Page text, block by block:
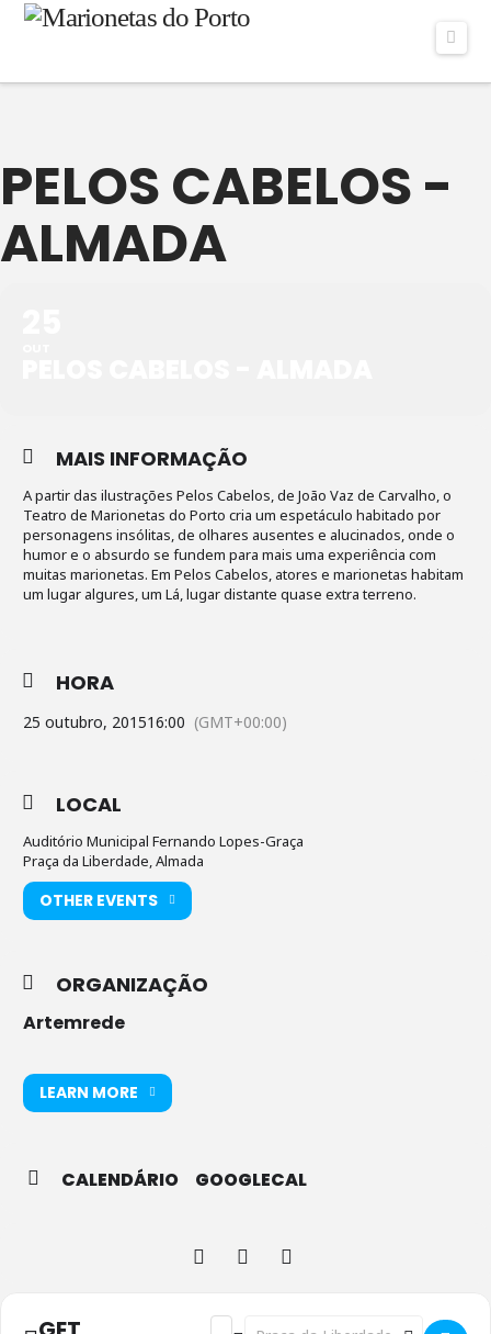
PELOS CABELOS -
ALMADA
MAIS INFORMAÇÃO
A partir das ilustrações Pelos Cabelos, de João Vaz de Carvalho, o
Teatro de Marionetas do Porto cria um espetáculo habitado por
personagens insólitas, de olhares ausentes e alucinados, onde o
humor e o absurdo se fundem para mais uma experiência com
muitas marionetas. Em Pelos Cabelos, atores e marionetas habitam
um lugar algures, um Lá, lugar distante quase extra terreno.
HORA
25 outubro, 201516:00 (GMT+00:00)
LOCAL
Auditório Municipal Fernando Lopes-Graça
Praça da Liberdade, Almada
OTHER EVENTS
ORGANIZAÇÃO
Artemrede
LEARN MORE
CALENDÁRIO GOOGLECAL
Address - Pelos Cabelos - Almada []
Destination Address - Pelos